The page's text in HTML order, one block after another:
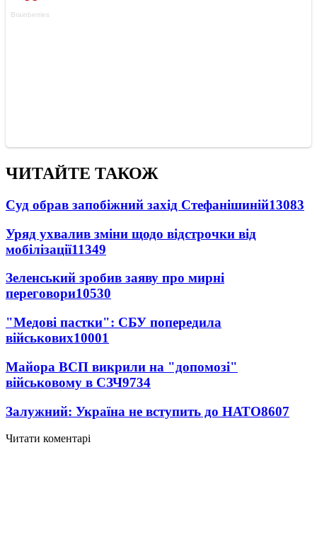
ЧИТАЙТЕ ТАКОЖ
Суд обрав запобіжний захід Стефанішиній13083
Уряд ухвалив зміни щодо відстрочки від
мобілізації11349
Зеленський зробив заяву про мирні
переговори10530
"Медові пастки": СБУ попередила
військових10001
Майора ВСП викрили на "допомозі"
військовому в СЗЧ9734
Залужний: Україна не вступить до НАТО8607
Читати коментарі